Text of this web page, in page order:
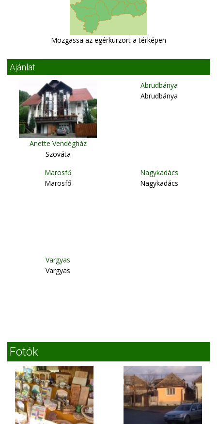
Mozgassa az egérkurzort a térképen
Ajánlat
Anette Vendégház
Szováta
Abrudbánya
Abrudbánya
Marosfő
Marosfő
Nagykadács
Nagykadács
Vargyas
Vargyas
Fotók